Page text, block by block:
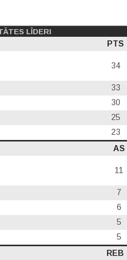
LĪDERI
PTS
34
33
30
25
23
AS
11
7
6
5
5
REB